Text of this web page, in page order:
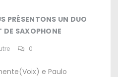
PRÉSENTONS UN DUO
DE SAXOPHONE
0
(Voix) e Paulo